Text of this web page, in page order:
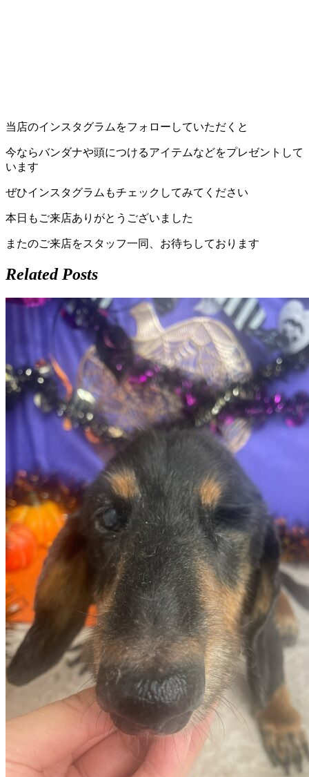
店
／
福
津
店）
｜
ペ
ト
サ
ロ
ン・
ペ
ッ
ト
ホ
テ
ル
当店のインスタグラムをフォローしていただくと
今ならバンダナや頭につけるアイテムなどをプレゼントして
います
ぜひインスタグラムもチェックしてみてください
本日もご来店ありがとうございました
またのご来店をスタッフ一同、お待ちしております
Related Posts